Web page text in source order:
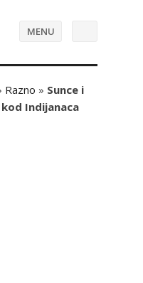
MENU
Razno » Sunce i
Indijanaca